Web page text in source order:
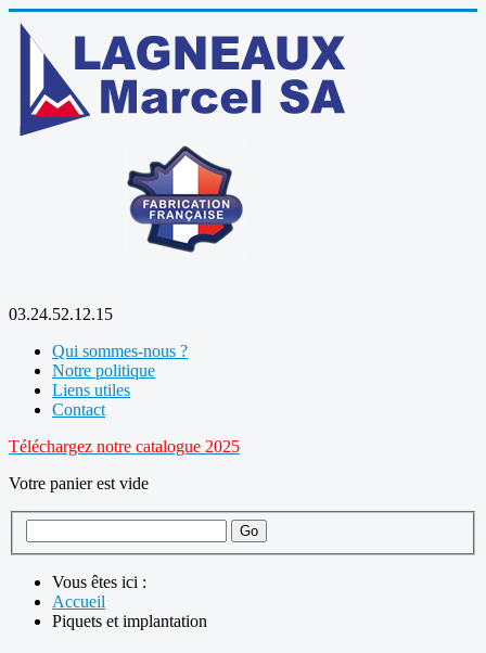
03.24.52.12.15
Qui sommes-nous ?
Notre politique
Liens utiles
Contact
Téléchargez notre catalogue 2025
Votre panier est vide
Vous êtes ici :
Accueil
Piquets et implantation